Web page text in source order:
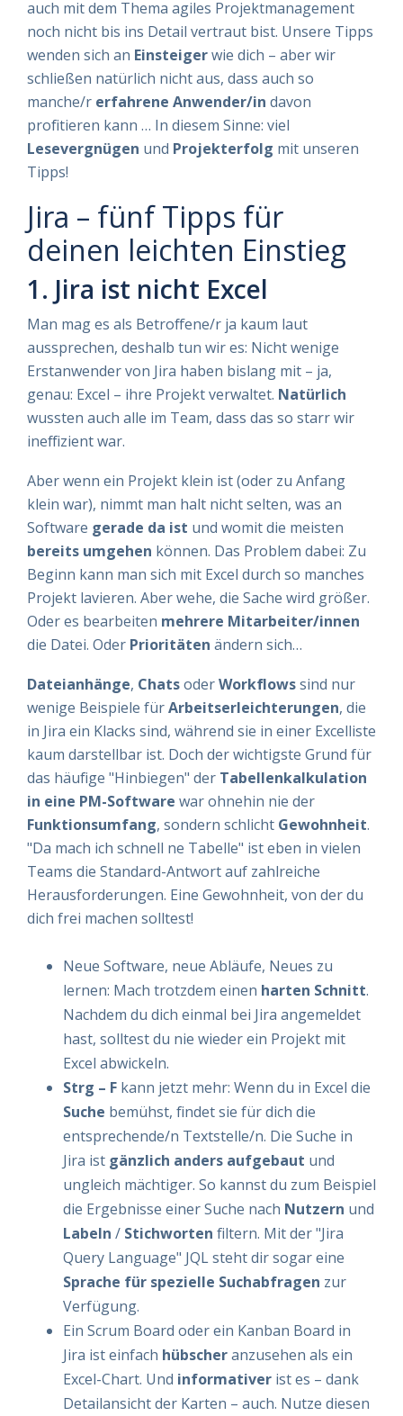
auch mit dem Thema agiles Projektmanagement
noch nicht bis ins Detail vertraut bist. Unsere Tipps
wenden sich an Einsteigerwie dich – aber wir
schließen natürlich nicht aus, dass auch so
manche/r erfahrene Anwender/in davon
profitieren kann … In diesem Sinne: viel
Lesevergnügen und Projekterfolg mit unseren
Tipps!
Jira – fünf Tipps für
deinen leichten Einstieg
1. Jira ist nicht Excel
Man mag es als Betroffene/r ja kaum laut
aussprechen, deshalb tun wir es: Nicht wenige
Erstanwender von Jira haben bislang mit – ja,
genau: Excel – ihre Projekt verwaltet. Natürlich
wussten auch alle im Team, dass das so starr wir
ineffizient war.
Aber wenn ein Projekt klein ist (oder zu Anfang
klein war), nimmt man halt nicht selten, was an
Software gerade da ist und womit die meisten
bereits umgehen können. Das Problem dabei: Zu
Beginn kann man sich mit Excel durch so manches
Projekt lavieren. Aber wehe, die Sache wird größer.
Oder es bearbeiten mehrere Mitarbeiter/innen
die Datei. Oder Prioritäten ändern sich…
Dateianhänge, ChatsoderWorkflowssind nur
wenige Beispiele fürArbeitserleichterungen, die
in Jira ein Klacks sind, während sie in einer Excelliste
kaum darstellbar ist. Doch der wichtigste Grund für
das häufige "Hinbiegen" der Tabellenkalkulation
in eine PM-Software war ohnehin nie der
Funktionsumfang, sondern schlicht Gewohnheit.
"Da mach ich schnell ne Tabelle" ist eben in vielen
Teams die Standard-Antwort auf zahlreiche
Herausforderungen. Eine Gewohnheit, von der du
dich frei machen solltest!
Neue Software, neue Abläufe, Neues zu
lernen: Mach trotzdem einen harten Schnitt.
Nachdem du dich einmal bei Jira angemeldet
hast, solltest du nie wieder ein Projekt mit
Excel abwickeln.
Strg – F kann jetzt mehr: Wenn du in Excel die
Suche bemühst, findet sie für dich die
entsprechende/n Textstelle/n. Die Suche in
Jira ist gänzlich anders aufgebaut und
ungleich mächtiger. So kannst du zum Beispiel
die Ergebnisse einer Suche nach Nutzern und
Labeln / Stichworten filtern. Mit der "Jira
Query Language" JQL steht dir sogar eine
Sprache für spezielle Suchabfragen zur
Verfügung.
Ein Scrum Board oder ein Kanban Board in
Jira ist einfach hübscheranzusehen als ein
Excel-Chart. Und informativer ist es – dank
Detailansicht der Karten – auch. Nutze diesen